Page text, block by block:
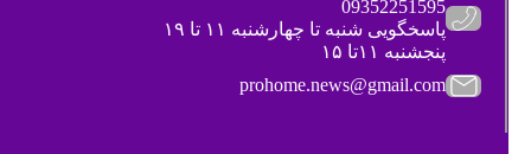
09352251595
پاسخگویی شنبه تا چهارشنبه ۱۱ تا ۱۹
پنجشنبه ۱۱تا ۱۵
prohome.news@gmail.com